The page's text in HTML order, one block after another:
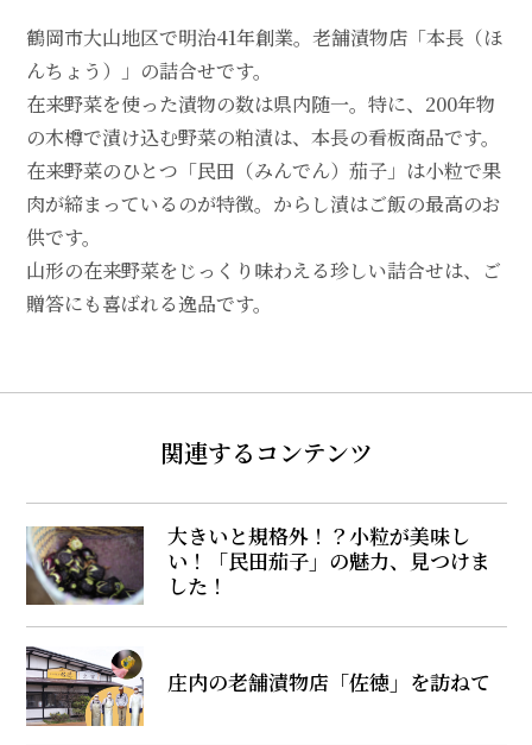
鶴岡市大山地区で明治41年創業。老舗漬物店「本長（ほ
んちょう）」の詰合せです。
在来野菜を使った漬物の数は県内随一。特に、200年物
の木樽で漬け込む野菜の粕漬は、本長の看板商品です。
在来野菜のひとつ「民田（みんでん）茄子」は小粒で果
肉が締まっているのが特徴。からし漬はご飯の最高のお
供です。
山形の在来野菜をじっくり味わえる珍しい詰合せは、ご
贈答にも喜ばれる逸品です。
関連するコンテンツ
大きいと規格外！？小粒が美味し
い！「民田茄子」の魅力、見つけま
した！
庄内の老舗漬物店「佐徳」を訪ねて